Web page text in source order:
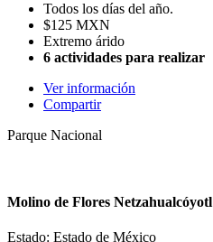
Todos los días del año.
$125 MXN
Extremo árido
6 actividades para realizar
Ver información
Compartir
Parque Nacional
Molino de Flores Netzahualcóyotl
Estado: Estado de México